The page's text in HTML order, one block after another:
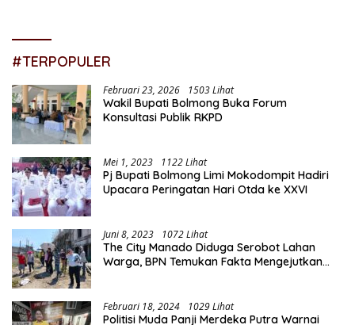
#TERPOPULER
Februari 23, 2026 1503 Lihat
Wakil Bupati Bolmong Buka Forum
Konsultasi Publik RKPD
Mei 1, 2023 1122 Lihat
Pj Bupati Bolmong Limi Mokodompit Hadiri
Upacara Peringatan Hari Otda ke XXVI
Juni 8, 2023 1072 Lihat
The City Manado Diduga Serobot Lahan
Warga, BPN Temukan Fakta Mengejutkan
Februari 18, 2024 1029 Lihat
Politisi Muda Panji Merdeka Putra Warnai